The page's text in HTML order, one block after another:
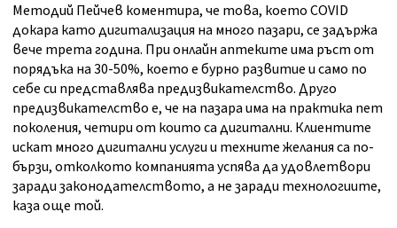
Методий Пейчев коментира, че това, което COVID
докара като дигитализация на много пазари, се задържа
вече трета година. При онлайн аптеките има ръст от
порядъка на 30-50%, което е бурно развитие и само по
себе си представлява предизвикателство. Друго
предизвикателство е, че на пазара има на практика пет
поколения, четири от които са дигитални. Клиентите
искат много дигитални услуги и техните желания са по-
бързи, отколкото компанията успява да удовлетвори
заради законодателството, а не заради технологиите,
каза още той.